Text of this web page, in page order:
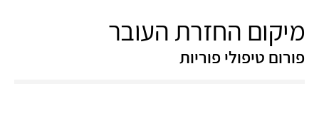
ועוד...
מיקום החזרת העובר
פורום טיפולי פוריות